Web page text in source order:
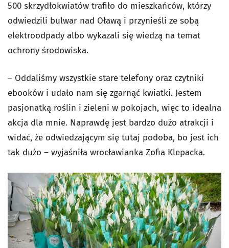
500 skrzydłokwiatów trafiło do mieszkańców, którzy
odwiedzili bulwar nad Oławą i przynieśli ze sobą
elektroodpady albo wykazali się wiedzą na temat
ochrony środowiska.
– Oddaliśmy wszystkie stare telefony oraz czytniki
ebooków i udało nam się zgarnąć kwiatki. Jestem
pasjonatką roślin i zieleni w pokojach, więc to idealna
akcja dla mnie. Naprawdę jest bardzo dużo atrakcji i
widać, że odwiedzającym się tutaj podoba, bo jest ich
tak dużo – wyjaśniła wrocławianka Zofia Klepacka.